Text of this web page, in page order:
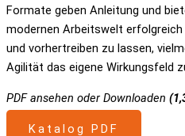
Formate geben Anleitung und
modernen Arbeitswelt
und vorhertreiben zu lassen,
Agilität das eigene Wirkungsfeld
PDF ansehen oder Downloaden
Katalog PDF